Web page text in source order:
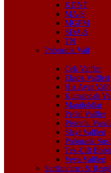
KDNT
MA-S
MGPM
SDA-S
TN
Pnömatik Valf
Çek Valfler
Eksoz Valfleri
Hız Ayar
Kumandalı
Manifoldlar
Pedal Valfler
Pistonlu
Slayt Valfleri
Pnömatik
Tek-Çift
Veya Valfleri
Şartlandırıcı &